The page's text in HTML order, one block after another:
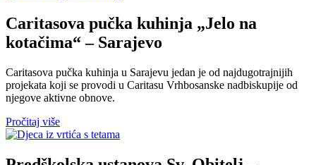
Caritasova pučka kuhinja „Jelo na
kotačima“ – Sarajevo
Caritasova pučka kuhinja u Sarajevu jedan je od najdugotrajnijih
projekata koji se provodi u Caritasu Vrhbosanske nadbiskupije od
njegove aktivne obnove.
Pročitaj više